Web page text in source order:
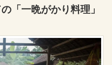
「一晩がかり料理」